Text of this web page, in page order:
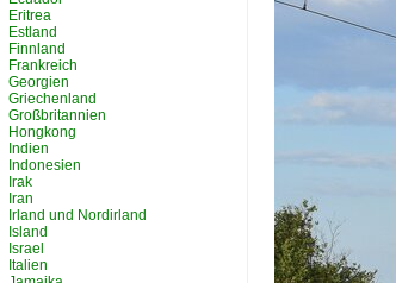
Eritrea
Estland
Finnland
Frankreich
Georgien
Griechenland
Großbritannien
Hongkong
Indien
Indonesien
Irak
Iran
Irland und Nordirland
Island
Israel
Italien